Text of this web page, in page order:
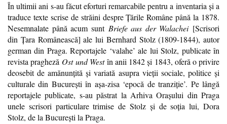
În ultimii ani s-au făcut eforturi remarcabile pentru a inventaria şi a
traduce texte scrise de străini despre Ţările Române până la 1878.
Nesemnalate până acum sunt Briefe aus der Walachei[Scrisori
din Ţara Românească] ale lui Bernhard Stolz (1809-1844), autor
german din Praga. Reportajele ‘valahe’ ale lui Stolz, publicate în
revista pragheză Ost und Westîn anii 1842 şi 1843, oferă o privire
deosebit de amănunţită şi variată asupra vieţii sociale, politice şi
culturale din Bucureşti în aşa-zisa ‘epocă de tranziţie’. Pe lângă
reportajele publicate, s-au păstrat la Arhiva Oraşului din Praga
unele scrisori particulare trimise de Stolz şi de soţia lui, Dora
Stolz, de la Bucureşti la Praga.